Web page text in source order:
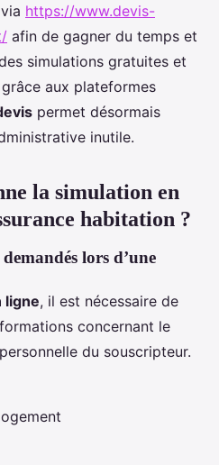
https://www.devis-
afin de gagner du temps et
simulations gratuites et
aux plateformes
permet désormais
inutile.
la simulation en
habitation ?
lors d’une
ligne, il est nécessaire de
concernant le
du souscripteur.